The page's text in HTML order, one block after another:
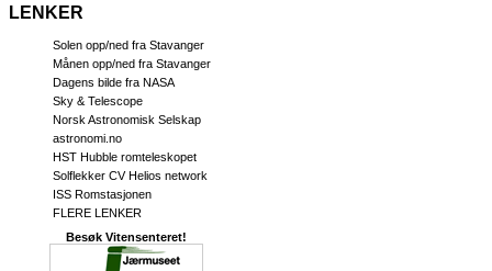
LENKER
Solen opp/ned fra Stavanger
Månen opp/ned fra Stavanger
Dagens bilde fra NASA
Sky & Telescope
Norsk Astronomisk Selskap
astronomi.no
HST Hubble romteleskopet
Solflekker CV Helios network
ISS Romstasjonen
FLERE LENKER
Besøk Vitensenteret!